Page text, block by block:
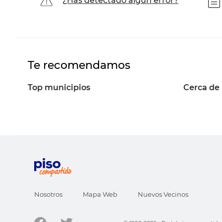
Te recomendamos
Top municipios Cerca de
Nosotros Mapa Web Nuevos Vecinos